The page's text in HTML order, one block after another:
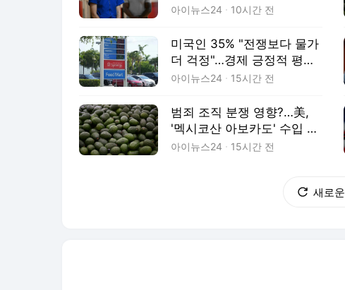
내세운 여자, 제정신 아냐"
아이뉴스24 10시간 전
미국인 35% "전쟁보다 물가
더 걱정"…경제 긍정적 평가
'28%'
아이뉴스24 15시간 전
범죄 조직 분쟁 영향?…美,
'멕시코산 아보카도' 수입 전
면 중단
아이뉴스24 15시간 전
새로운